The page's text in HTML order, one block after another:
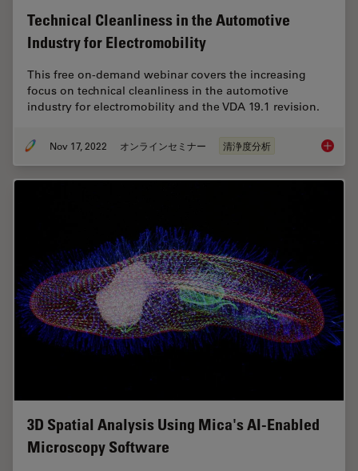
Technical Cleanliness in the Automotive
Industry for Electromobility
This free on-demand webinar covers the increasing
focus on technical cleanliness in the automotive
industry for electromobility and the VDA 19.1 revision.
Nov 17, 2022 オンラインセミナー 清浄度分析
3D Spatial Analysis Using Mica's AI-Enabled
Microscopy Software